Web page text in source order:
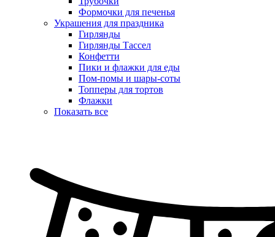
Формочки для печенья
Украшения для праздника
Гирлянды
Гирлянды Тассел
Конфетти
Пики и флажки для еды
Пом-помы и шары-соты
Топперы для тортов
Флажки
Показать все